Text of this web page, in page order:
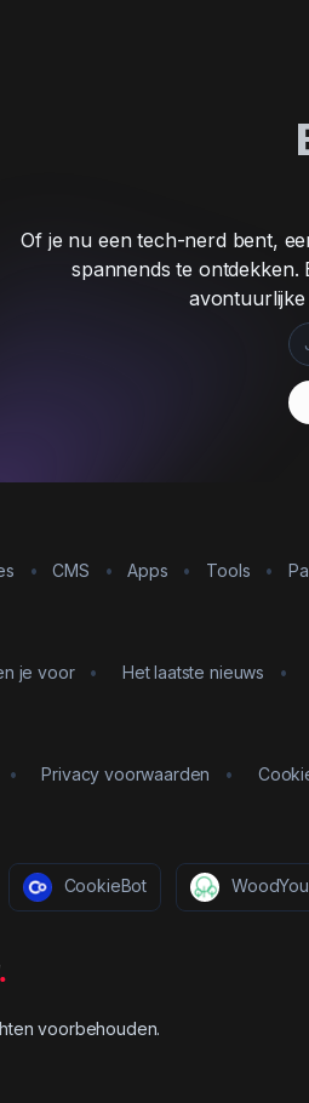
Of je nu een tech-nerd bent,
spannends te ontdekken.
voorbehouden.
• CMS • Apps • Tools •
je voor • Het laatste nieuws •
• Privacy voorwaarden •
CookieBot